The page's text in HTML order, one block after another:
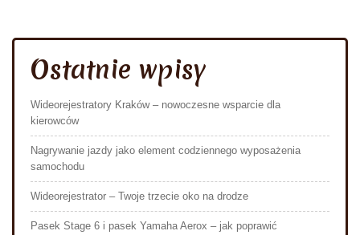
Ostatnie wpisy
Wideorejestratory Kraków – nowoczesne wsparcie dla
kierowców
Nagrywanie jazdy jako element codziennego wyposażenia
samochodu
Wideorejestrator – Twoje trzecie oko na drodze
Pasek Stage 6 i pasek Yamaha Aerox – jak poprawić